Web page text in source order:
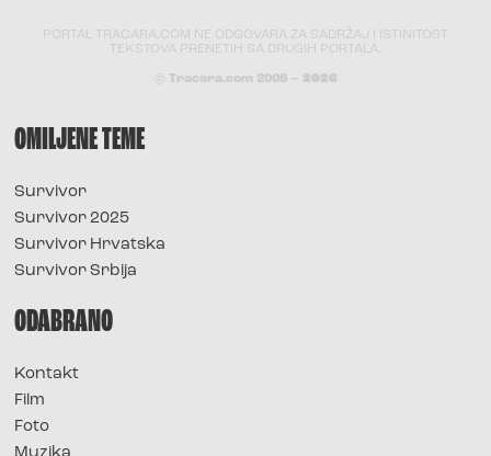
PORTAL TRACARA.COM NE ODGOVARA ZA SADRŽAJ I ISTINITOST
TEKSTOVA PRENETIH SA DRUGIH PORTALA.
© Tracara.com 2008 – 2026
OMILJENE TEME
Survivor
Survivor 2025
Survivor Hrvatska
Survivor Srbija
ODABRANO
Kontakt
Film
Foto